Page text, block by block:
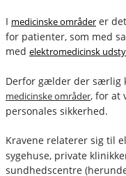
I medicinske områder er
for patienter, som med
med elektromedicinsk
Derfor gælder der særlig
medicinske områder, for at
personales sikkerhed.
Kravene relaterer sig til
sygehuse, private
sundhedscentre